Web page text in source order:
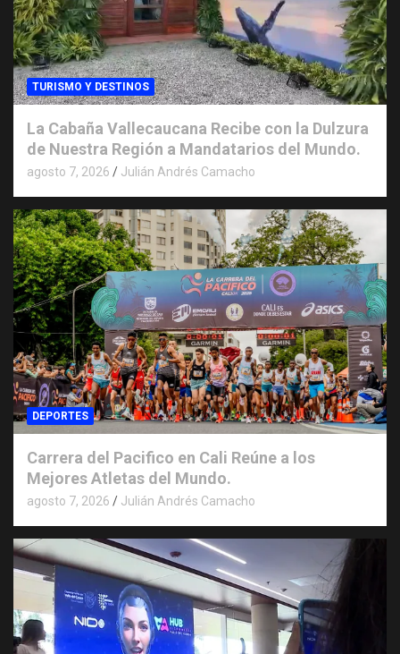
TURISMO Y DESTINOS
La Cabaña Vallecaucana Recibe con la Dulzura
de Nuestra Región a Mandatarios del Mundo.
agosto 7, 2026 Julián Andrés Camacho
DEPORTES
Carrera del Pacifico en Cali Reúne a los
Mejores Atletas del Mundo.
agosto 7, 2026 Julián Andrés Camacho